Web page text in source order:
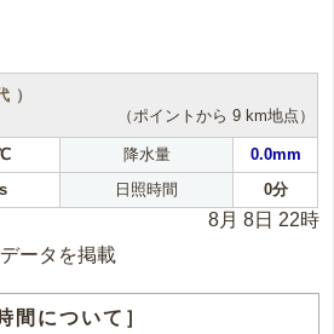
）
（ポイントから 9 km地点）
降水量
0.0mm
日照時間 0分
8月 8日 22時
ータを掲載
間について］